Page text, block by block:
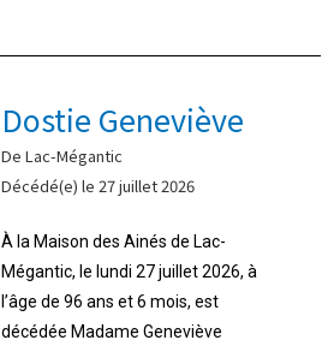
Dostie Geneviève
De Lac-Mégantic
Décédé(e) le 27 juillet 2026
À la Maison des Ainés de Lac-
Mégantic, le lundi 27 juillet 2026, à
l’âge de 96 ans et 6 mois, est
décédée Madame Geneviève